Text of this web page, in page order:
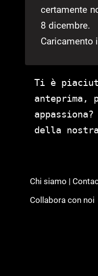
certamente
8 dicembre.
Caricamento
Ti è
anteprima,
della
Chi siamo |
Collabora con noi